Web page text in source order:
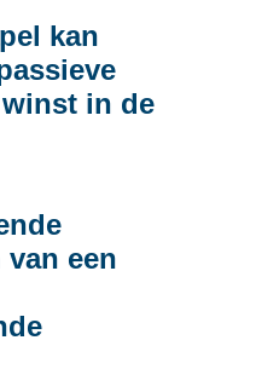
kan
in de
een